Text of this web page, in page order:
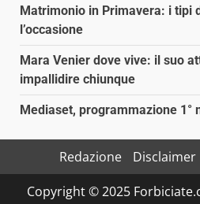
Matrimonio in Primavera: i tipi
l’occasione
Mara Venier dove vive: il suo
impallidire chiunque
Mediaset, programmazione 1°
Redazione Disclaimer
Copyright © 2025